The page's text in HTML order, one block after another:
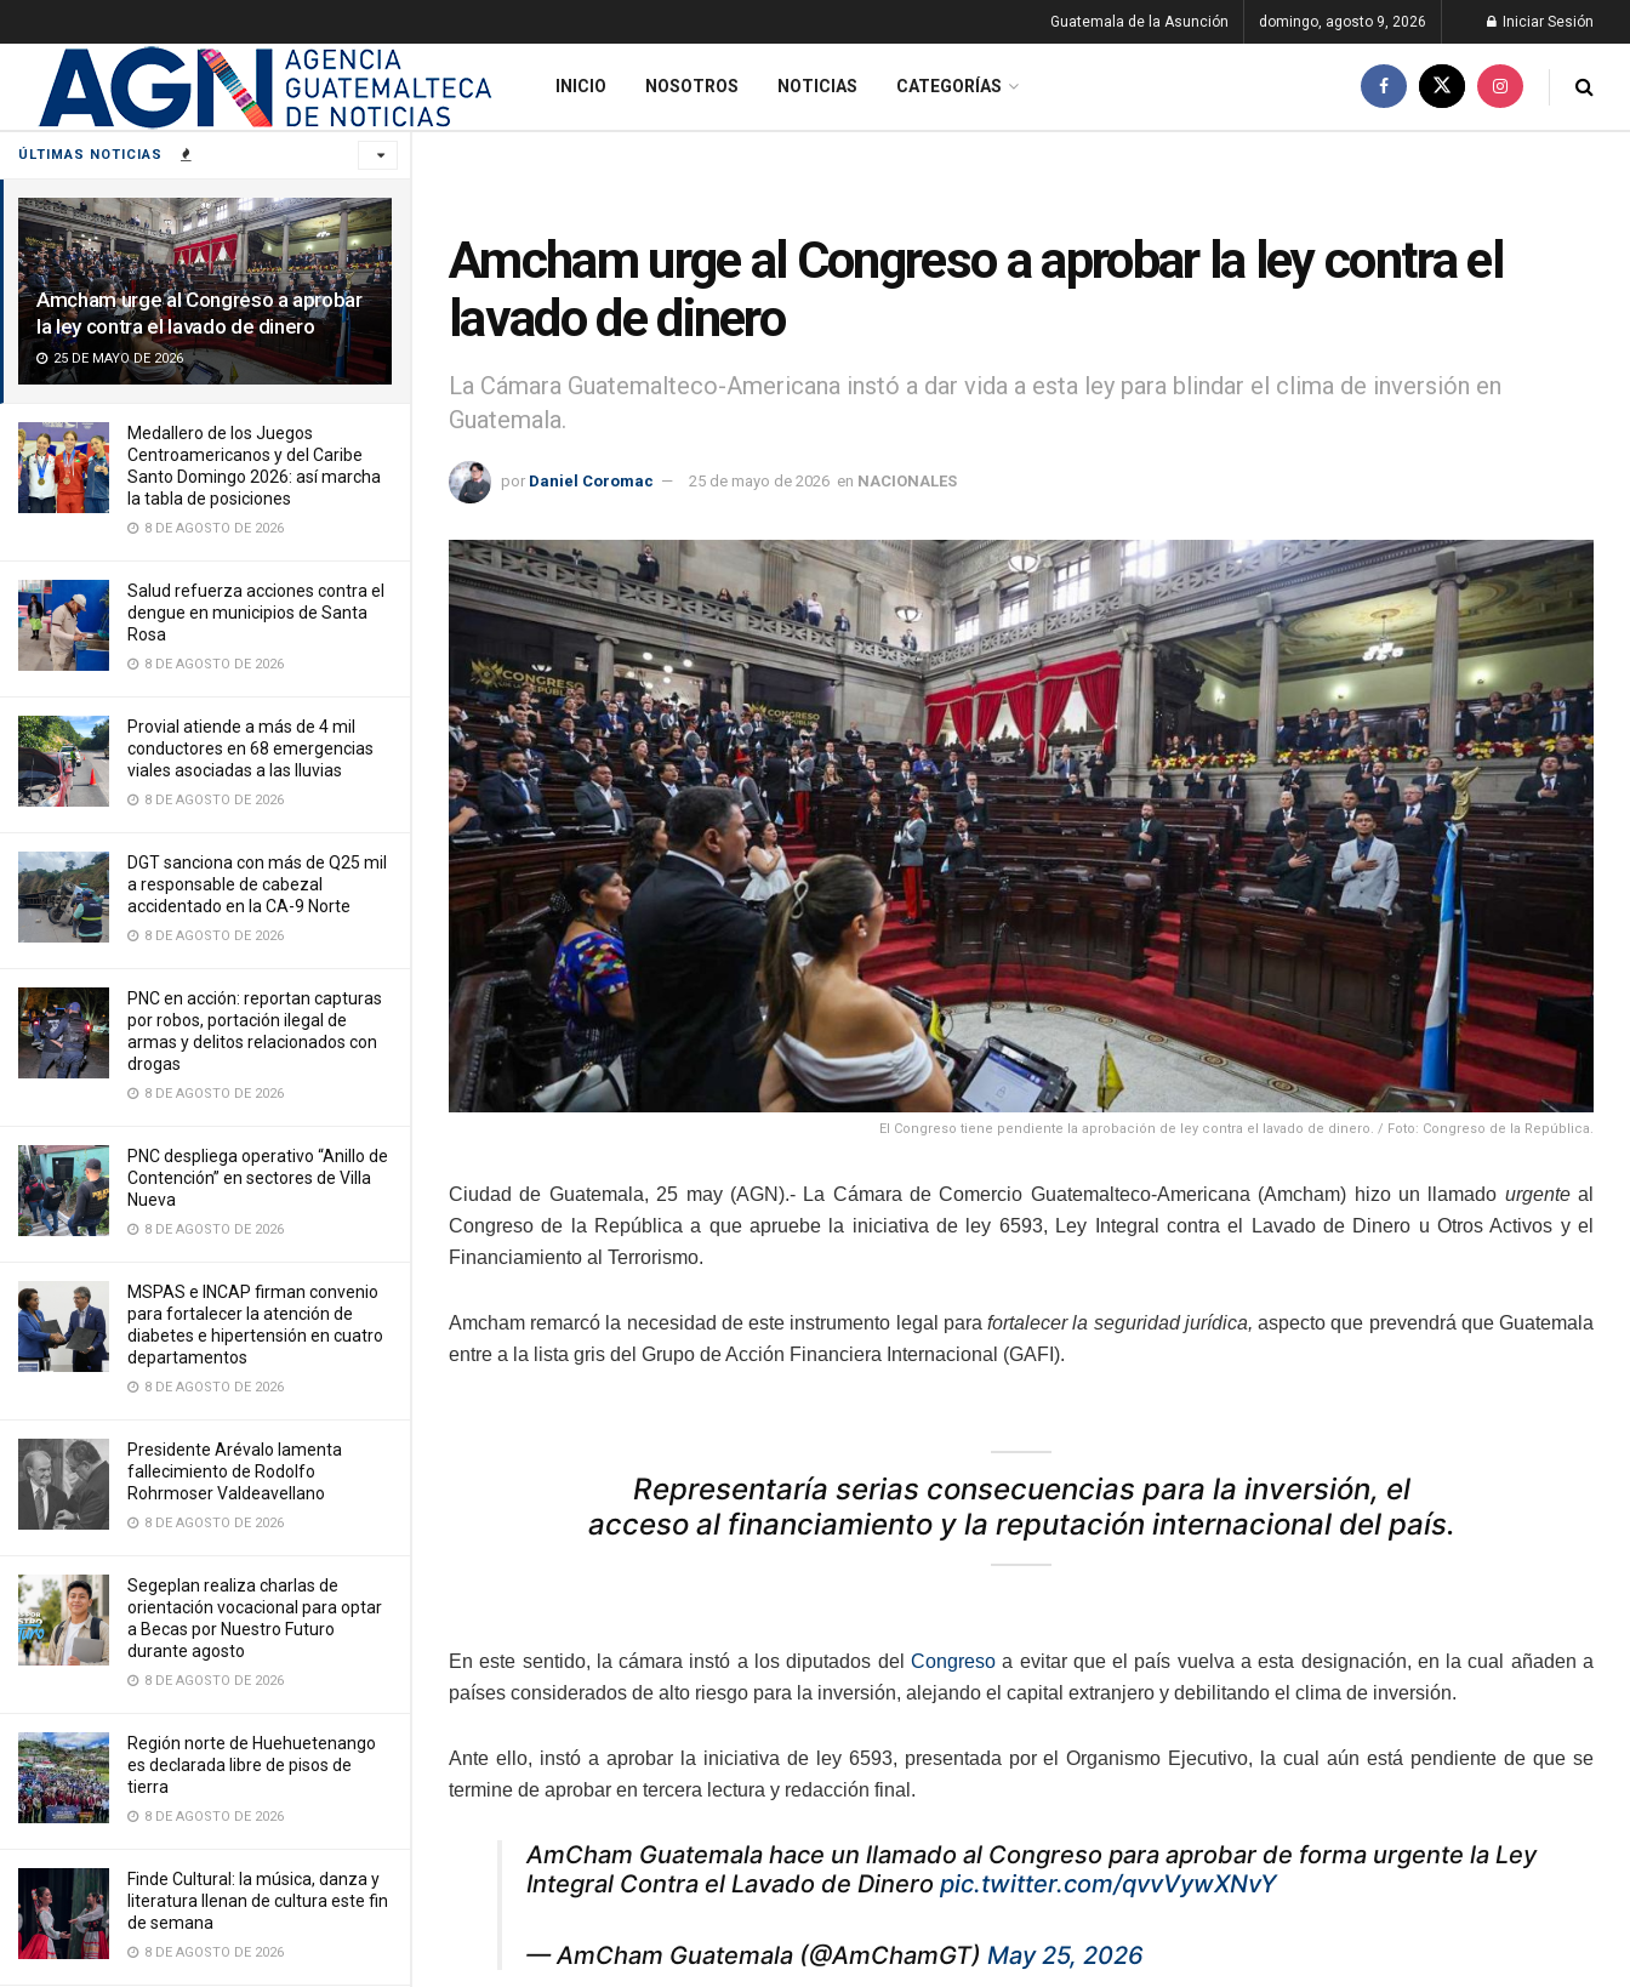
ÚLTIMAS NOTICIAS
Amcham urge al Congreso a aprobar
la ley contra el lavado de dinero
25 DE MAYO DE 2026
Medallero de los Juegos
Centroamericanos y del Caribe
Santo Domingo 2026: así marcha
la tabla de posiciones
8 DE AGOSTO DE 2026
Salud refuerza acciones contra el
dengue en municipios de Santa
Rosa
8 DE AGOSTO DE 2026
Provial atiende a más de 4 mil
conductores en 68 emergencias
viales asociadas a las lluvias
8 DE AGOSTO DE 2026
DGT sanciona con más de Q25 mil
a responsable de cabezal
accidentado en la CA-9 Norte
8 DE AGOSTO DE 2026
PNC en acción: reportan capturas
por robos, portación ilegal de
armas y delitos relacionados con
drogas
8 DE AGOSTO DE 2026
PNC despliega operativo “Anillo de
Contención” en sectores de Villa
Nueva
8 DE AGOSTO DE 2026
MSPAS e INCAP firman convenio
para fortalecer la atención de
diabetes e hipertensión en cuatro
departamentos
8 DE AGOSTO DE 2026
Presidente Arévalo lamenta
fallecimiento de Rodolfo
Rohrmoser Valdeavellano
8 DE AGOSTO DE 2026
Segeplan realiza charlas de
orientación vocacional para optar
a Becas por Nuestro Futuro
durante agosto
8 DE AGOSTO DE 2026
Región norte de Huehuetenango
es declarada libre de pisos de
tierra
8 DE AGOSTO DE 2026
Finde Cultural: la música, danza y
literatura llenan de cultura este fin
de semana
8 DE AGOSTO DE 2026
Guatemala de la Asunción domingo, agosto 9, 2026 Iniciar Sesión
INICIO NOSOTROS NOTICIAS CATEGORÍAS
Amcham urge al Congreso a aprobar la ley contra el
lavado de dinero
La Cámara Guatemalteco-Americana instó a dar vida a esta ley para blindar el clima de inversión en
Guatemala.
por Daniel Coromac 25 de mayo de 2026 en NACIONALES
El Congreso tiene pendiente la aprobación de ley contra el lavado de dinero. / Foto: Congreso de la República.
Ciudad de Guatemala, 25 may (AGN).- La Cámara de Comercio Guatemalteco-Americana (Amcham) hizo un llamado urgenteal
Congreso de la República a que apruebe la iniciativa de ley 6593, Ley Integral contra el Lavado de Dinero u Otros Activos y el
Financiamiento al Terrorismo.
Amcham remarcó la necesidad de este instrumento legal parafortalecer la seguridad jurídica, aspecto que prevendrá que Guatemala
entre a la lista gris del Grupo de Acción Financiera Internacional (GAFI).
Representaría serias consecuencias para la inversión, el
acceso al financiamiento y la reputación internacional del país.
En este sentido, la cámara instó a los diputados del Congresoa evitar que el país vuelva a esta designación, en la cual añaden a
países considerados de alto riesgo para la inversión, alejando el capital extranjero y debilitando el clima de inversión.
Ante ello, instó a aprobar la iniciativa de ley 6593, presentada por el Organismo Ejecutivo, la cual aún está pendiente de que se
termine de aprobar en tercera lectura y redacción final.
AmCham Guatemala hace un llamado al Congreso para aprobar de forma urgente la Ley
Integral Contra el Lavado de Dinero pic.twitter.com/qvvVywXNvY
— AmCham Guatemala (@AmChamGT) May 25, 2026